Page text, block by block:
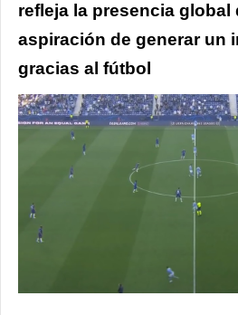
refleja la presencia global
aspiración de generar un
gracias al fútbol